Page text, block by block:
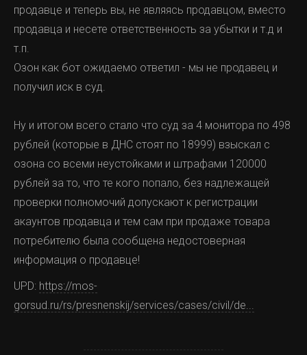
продавце и теперь вы, не являясь продавцом, вместо
продавца и несете ответственность за убытки и т.д и
т.п.
Озон как бот ожидаемо ответил - мы не продавец и
получил иск в суд.
Ну и итогом всего стало что суд за 4 монитора по 498
рублей (которые в ДНС стоят по 18999) взыскал с
озона со всеми неустойками и штрафами 120000
рублей за то, что те кого попало, без надлежащей
проверки полномочий допускают к регистрации
акаунтов продавца и тем сам при продаже товара
потребителю была сообщена недостоверная
информация о продавце!
UPD: https://mos-
gorsud.ru/rs/presnenskij/services/cases/civil/de...